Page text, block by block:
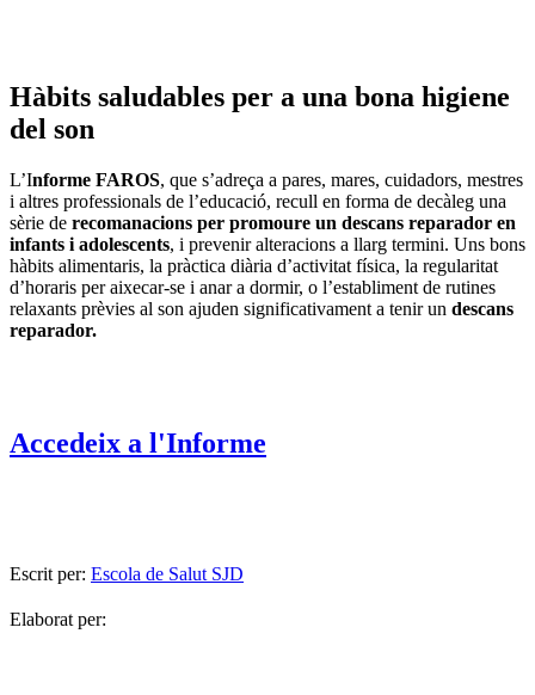
Hàbits saludables per a una bona higiene
del son
L’Informe FAROS, que s’adreça a pares, mares, cuidadors, mestres
i altres professionals de l’educació, recull en forma de decàleg una
sèrie de recomanacions per promoure un descans reparador en
infants i adolescents, i prevenir alteracions a llarg termini. Uns bons
hàbits alimentaris, la pràctica diària d’activitat física, la regularitat
d’horaris per aixecar-se i anar a dormir, o l’establiment de rutines
relaxants prèvies al son ajuden significativament a tenir un descans
reparador.
Accedeix a l'Informe
Escrit per: Escola de Salut SJD
Elaborat per: